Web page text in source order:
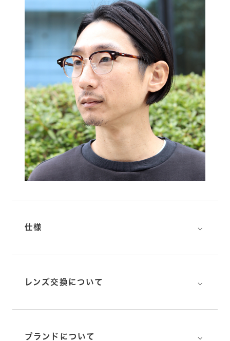
仕様 ⌵
レンズ交換について ⌵
ブランドについて ⌵